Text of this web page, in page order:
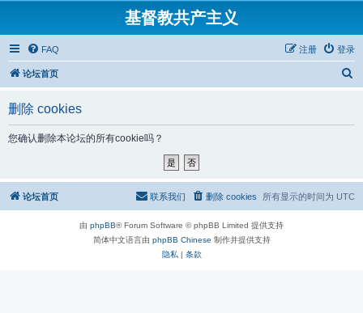
基督教共产主义
FAQ 登录
注册
论坛首页
删除 cookies
您确认删除本论坛的所有cookie吗？
论坛首页 所有显示的时间为 UTC
删除 cookies
联系我们
由 phpBB® Forum Software © phpBB Limited 提供支持
简体中文语言由 phpBB Chinese 制作并提供支持
隐私 | 条款